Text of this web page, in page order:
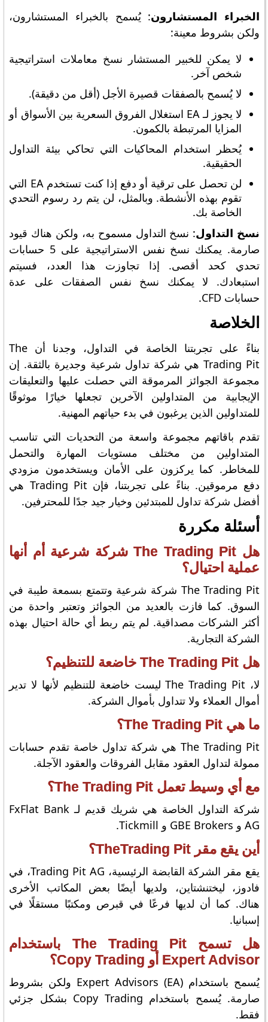
الخبراء المستشارون: يُسمح بالخبراء المستشارون،
ولكن بشروط معينة:
لا يمكن للخبير المستشار نسخ معاملات استراتيجية
شخص آخر.
لا يُسمح بالصفقات قصيرة الأجل (أقل من دقيقة).
لا يجوز لـ EA استغلال الفروق السعرية بين الأسواق أو
المزايا المرتبطة بالكمون.
يُحظر استخدام المحاكيات التي تحاكي بيئة التداول
الحقيقية.
لن تحصل على ترقية أو دفع إذا كنت تستخدم EA التي
تقوم بهذه الأنشطة. وبالمثل، لن يتم رد رسوم التحدي
الخاصة بك.
نسخ التداول: نسخ التداول مسموح به، ولكن هناك قيود
صارمة. يمكنك نسخ نفس الاستراتيجية على 5 حسابات
تحدي كحد أقصى. إذا تجاوزت هذا العدد، فسيتم
استبعادك. لا يمكنك نسخ نفس الصفقات على عدة
حسابات CFD.
الخلاصة
بناءً على تجربتنا الخاصة في التداول، وجدنا أن The
Trading Pit هي شركة تداول شرعية وجديرة بالثقة. إن
مجموعة الجوائز المرموقة التي حصلت عليها والتعليقات
الإيجابية من المتداولين الآخرين تجعلها خيارًا موثوقًا
للمتداولين الذين يرغبون في بدء حياتهم المهنية.
تقدم باقاتهم مجموعة واسعة من التحديات التي تناسب
المتداولين من مختلف مستويات المهارة والتحمل
للمخاطر. كما يركزون على الأمان ويستخدمون مزودي
دفع مرموقين. بناءً على تجربتنا، فإن Trading Pit هي
أفضل شركة تداول للمبتدئين وخيار جيد جدًا للمحترفين.
أسئلة مكررة
هل The Trading Pit شركة شرعية أم أنها
عملية احتيال؟
The Trading Pit شركة شرعية وتتمتع بسمعة طيبة في
السوق. كما فازت بالعديد من الجوائز وتعتبر واحدة من
أكثر الشركات مصداقية. لم يتم ربط أي حالة احتيال بهذه
الشركة التجارية.
هل The Trading Pit خاضعة للتنظيم؟
لا، The Trading Pit ليست خاضعة للتنظيم لأنها لا تدير
أموال العملاء ولا تتداول بأموال الشركة.
ما هي The Trading Pit؟
The Trading Pit هي شركة تداول خاصة تقدم حسابات
ممولة لتداول العقود مقابل الفروقات والعقود الآجلة.
مع أي وسيط تعمل The Trading Pit؟
شركة التداول الخاصة هي شريك قديم لـ FxFlat Bank
AG و GBE Brokers و Tickmill.
أين يقع مقر TheTrading Pit؟
يقع مقر الشركة القابضة الرئيسية، Trading Pit AG، في
فادوز، ليختنشتاين، ولديها أيضًا بعض المكاتب الأخرى
هناك. كما أن لديها فرعًا في قبرص ومكتبًا مستقلًا في
إسبانيا.
هل تسمح The Trading Pit باستخدام
Expert Advisor أو Copy Trading؟
يُسمح باستخدام Expert Advisors (EA) ولكن بشروط
صارمة. يُسمح باستخدام Copy Trading بشكل جزئي
فقط.